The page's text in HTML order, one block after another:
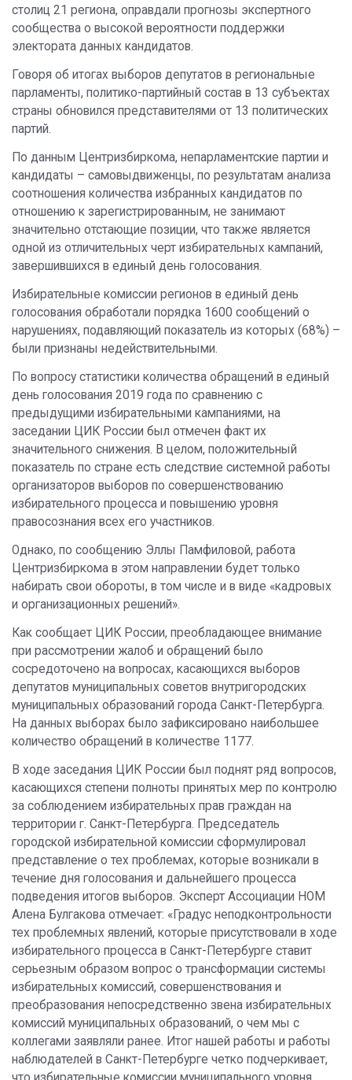
столиц 21 региона, оправдали прогнозы экспертного
сообщества о высокой вероятности поддержки
электората данных кандидатов.
Говоря об итогах выборов депутатов в региональные
парламенты, политико-партийный состав в 13 субъектах
страны обновился представителями от 13 политических
партий.
По данным Центризбиркома, непарламентские партии и
кандидаты – самовыдвиженцы, по результатам анализа
соотношения количества избранных кандидатов по
отношению к зарегистрированным, не занимают
значительно отстающие позиции, что также является
одной из отличительных черт избирательных кампаний,
завершившихся в единый день голосования.
Избирательные комиссии регионов в единый день
голосования обработали порядка 1600 сообщений о
нарушениях, подавляющий показатель из которых (68%) –
были признаны недействительными.
По вопросу статистики количества обращений в единый
день голосования 2019 года по сравнению с
предыдущими избирательными кампаниями, на
заседании ЦИК России был отмечен факт их
значительного снижения. В целом, положительный
показатель по стране есть следствие системной работы
организаторов выборов по совершенствованию
избирательного процесса и повышению уровня
правосознания всех его участников.
Однако, по сообщению Эллы Памфиловой, работа
Центризбиркома в этом направлении будет только
набирать свои обороты, в том числе и в виде «кадровых
и организационных решений».
Как сообщает ЦИК России, преобладающее внимание
при рассмотрении жалоб и обращений было
сосредоточено на вопросах, касающихся выборов
депутатов муниципальных советов внутригородских
муниципальных образований города Санкт-Петербурга.
На данных выборах было зафиксировано наибольшее
количество обращений в количестве 1177.
В ходе заседания ЦИК России был поднят ряд вопросов,
касающихся степени полноты принятых мер по контролю
за соблюдением избирательных прав граждан на
территории г. Санкт-Петербурга. Председатель
городской избирательной комиссии сформулировал
представление о тех проблемах, которые возникали в
течение дня голосования и дальнейшего процесса
подведения итогов выборов. Эксперт Ассоциации НОМ
Алена Булгакова отмечает: «Градус неподконтрольности
тех проблемных явлений, которые присутствовали в ходе
избирательного процесса в Санкт-Петербурге ставит
серьезным образом вопрос о трансформации системы
избирательных комиссий, совершенствования и
преобразования непосредственно звена избирательных
комиссий муниципальных образований, о чем мы с
коллегами заявляли ранее. Итог нашей работы и работы
наблюдателей в Санкт-Петербурге четко подчеркивает,